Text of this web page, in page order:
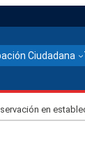
Ciudadana
en